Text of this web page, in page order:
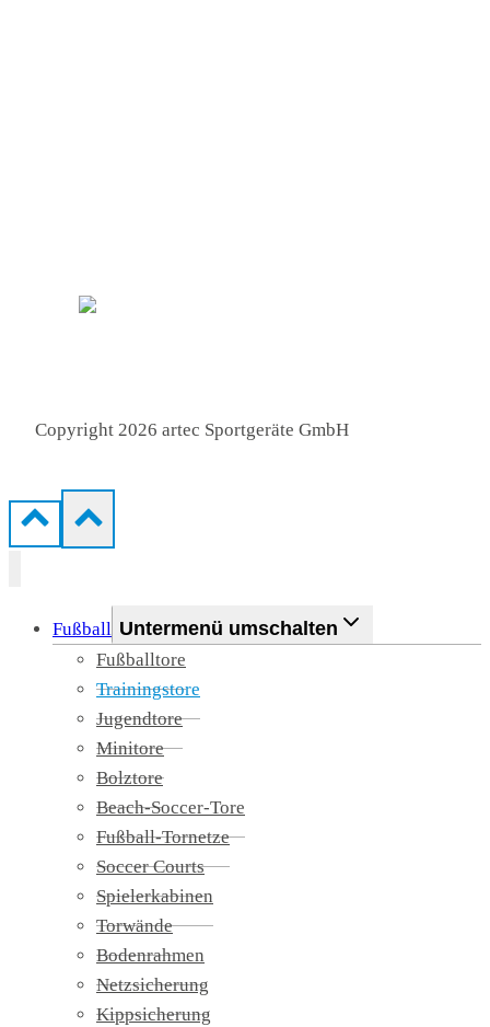
Copyright 2026 artec Sportgeräte GmbH
Fußball Untermenü umschalten
Fußballtore
Trainingstore
Jugendtore
Minitore
Bolztore
Beach-Soccer-Tore
Fußball-Tornetze
Soccer Courts
Spielerkabinen
Torwände
Bodenrahmen
Netzsicherung
Kippsicherung